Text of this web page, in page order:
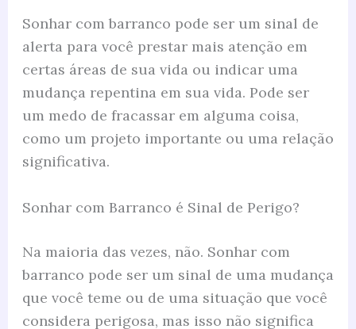
Sonhar com barranco pode ser um sinal de
alerta para você prestar mais atenção em
certas áreas de sua vida ou indicar uma
mudança repentina em sua vida. Pode ser
um medo de fracassar em alguma coisa,
como um projeto importante ou uma relação
significativa.
Sonhar com Barranco é Sinal de Perigo?
Na maioria das vezes, não. Sonhar com
barranco pode ser um sinal de uma mudança
que você teme ou de uma situação que você
considera perigosa, mas isso não significa